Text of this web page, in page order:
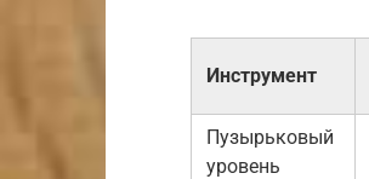
Инструмент
Пузырьковый
уровень